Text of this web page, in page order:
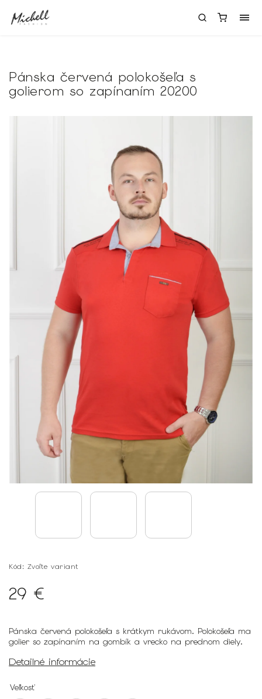
Pánska červená polokošeľa s
golierom so zapínaním 20200
Kód: Zvoľte variant
29 €
Pánska červená polokošeľa s krátkym rukávom. Polokošeľa ma
golier so zapínaním na gombík a vrecko na prednom diely.
Detailné informácie
Veľkosť